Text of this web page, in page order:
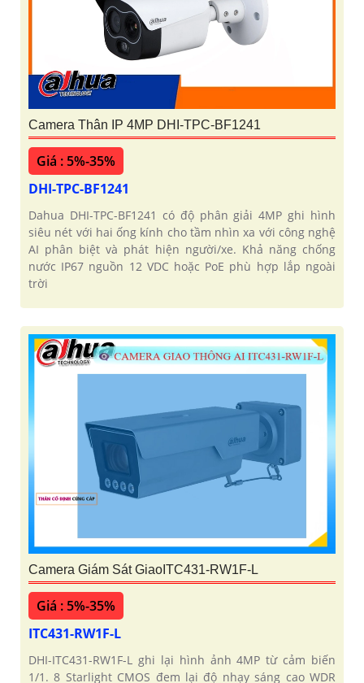
Camera Thân IP 4MP DHI-TPC-BF1241
Giá : 5%-35%
DHI-TPC-BF1241
Dahua DHI-TPC-BF1241 có độ phân giải 4MP ghi hình
siêu nét với hai ống kính cho tầm nhìn xa với công nghệ
AI phân biệt và phát hiện người/xe. Khả năng chống
nước IP67 nguồn 12 VDC hoặc PoE phù hợp lắp ngoài
trời
Camera Giám Sát GiaoITC431-RW1F-L
Giá : 5%-35%
ITC431-RW1F-L
DHI-ITC431-RW1F-L ghi lại hình ảnh 4MP từ cảm biến
1/1. 8 Starlight CMOS đem lại độ nhạy sáng cao WDR